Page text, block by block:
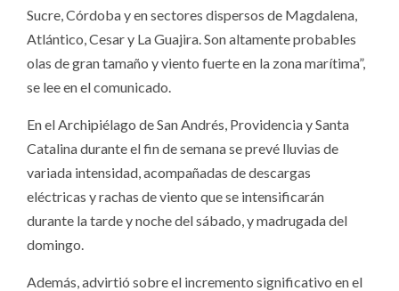
Sucre, Córdoba y en sectores dispersos de Magdalena,
Atlántico, Cesar y La Guajira. Son altamente probables
olas de gran tamaño y viento fuerte en la zona marítima”,
se lee en el comunicado.
En el Archipiélago de San Andrés, Providencia y Santa
Catalina durante el fin de semana se prevé lluvias de
variada intensidad, acompañadas de descargas
eléctricas y rachas de viento que se intensificarán
durante la tarde y noche del sábado, y madrugada del
domingo.
Además, advirtió sobre el incremento significativo en el